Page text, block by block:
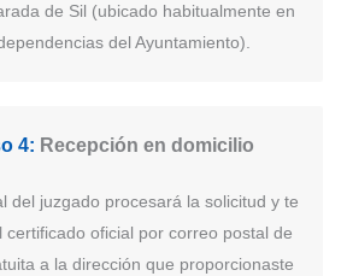
de Sil (ubicado habitualmente en
del Ayuntamiento).
4: Recepción en domicilio
del juzgado procesará la solicitud y te
certificado oficial por correo postal de
a la dirección que proporcionaste